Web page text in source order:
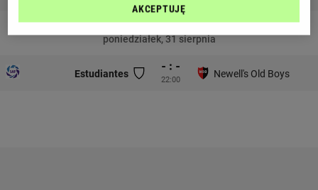
poniedziałek, 31 sierpnia
Estudiantes
- : -
22:00
Newell's Old Boys
AKCEPTUJĘ